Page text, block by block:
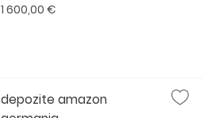
1 600,00 €
depozite amazon